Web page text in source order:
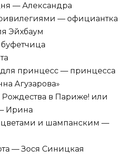
— Александра
— официантка
Эйхбаум
принцесс — принцесса
Агузарова»
Рождества в Париже! или
Ирина
и шампанским —
— Зося Синицкая